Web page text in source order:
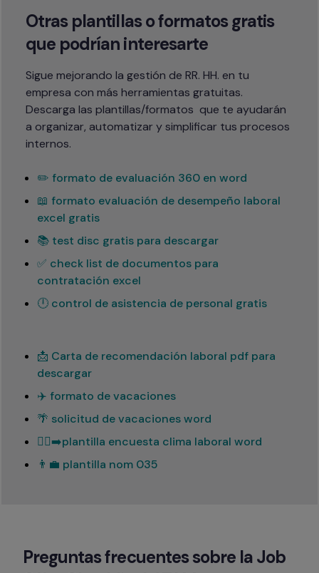
Otras plantillas o formatos gratis
que podrían interesarte
Sigue mejorando la gestión de RR. HH. en tu
empresa con más herramientas gratuitas.
Descarga las plantillas/formatos  que te ayudarán
a organizar, automatizar y simplificar tus procesos
internos.
✏️ formato de evaluación 360 en word
📖 formato evaluación de desempeño laboral
excel gratis
📚 test disc gratis para descargar
✅ check list de documentos para
contratación excel
🕛 control de asistencia de personal gratis
📩 Carta de recomendación laboral pdf para
descargar
✈️ formato de vacaciones
🌴 solicitud de vacaciones word
🏃‍♂️‍➡️plantilla encuesta clima laboral word
👨‍💼 plantilla nom 035
Preguntas frecuentes sobre la Job